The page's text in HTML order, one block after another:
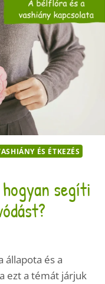
ÉS ÉTKEZÉS
segíti
állapota és a
ezt a témát járjuk